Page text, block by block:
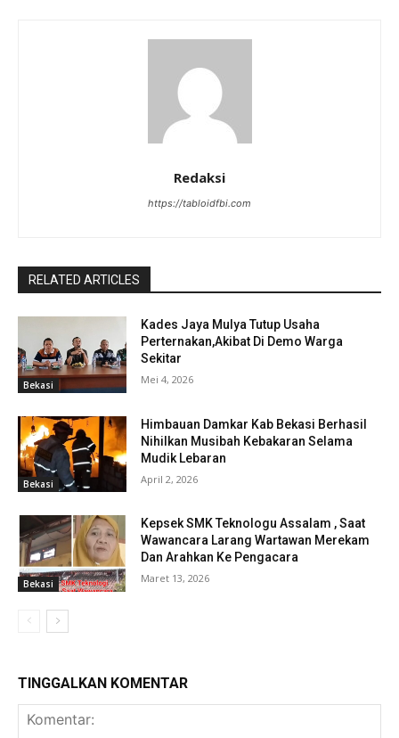
Redaksi
https://tabloidfbi.com
RELATED ARTICLES
Bekasi
Kades Jaya Mulya Tutup Usaha
Perternakan,Akibat Di Demo Warga
Sekitar
Mei 4, 2026
Bekasi
Himbauan Damkar Kab Bekasi Berhasil
Nihilkan Musibah Kebakaran Selama
Mudik Lebaran
April 2, 2026
Bekasi
Kepsek SMK Teknologu Assalam , Saat
Wawancara Larang Wartawan Merekam
Dan Arahkan Ke Pengacara
Maret 13, 2026
TINGGALKAN KOMENTAR